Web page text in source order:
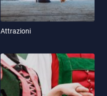
Attrazioni